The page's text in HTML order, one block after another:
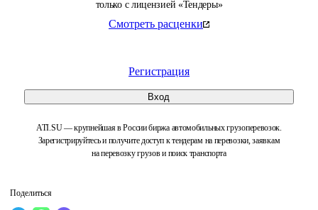
только с лицензией «Тендеры»
Смотреть расценки
Регистрация
Вход
ATI.SU — крупнейшая в России биржа автомобильных грузоперевозок.
Зарегистрируйтесь и получите доступ к тендерам на перевозки, заявкам
на перевозку грузов и поиск транспорта
Поделиться